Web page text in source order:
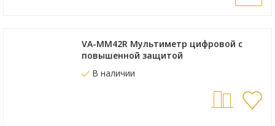
VA-ММ42R Мультиметр цифровой с
повышенной защитой
В наличии